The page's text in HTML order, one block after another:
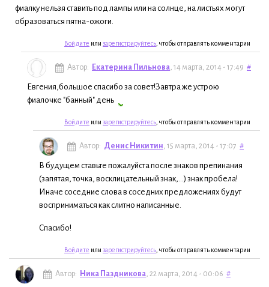
фиалку нельзя ставить под лампы или на солнце, на листьях могут
образоваться пятна-ожоги.
Войдите или зарегистрируйтесь , чтобы отправлять комментарии
Автор: Екатерина Пильнова, 14 марта, 2014 - 17:49 #
Евгения,большое спасибо за совет!Завтра же устрою
фиалочке "банный" день
Войдите или зарегистрируйтесь , чтобы отправлять комментарии
Автор: Денис Никитин, 15 марта, 2014 - 17:07 #
В будущем ставьте пожалуйста после знаков препинания
(запятая, точка, восклицательный знак,...) знак пробела!
Иначе соседние слова в соседних предложениях будут
восприниматься как слитно написанные.
Спасибо!
Войдите или зарегистрируйтесь , чтобы отправлять комментарии
Автор: Ника Паздникова, 22 марта, 2014 - 00:06 #